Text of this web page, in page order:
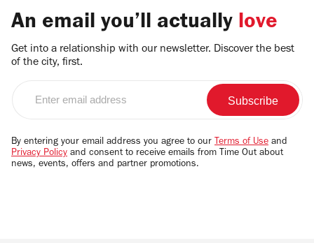
An email you’ll actually love
Get into a relationship with our newsletter. Discover the best
of the city, first.
email
By entering your email address you agree to our Terms of Use and
Privacy Policy and consent to receive emails from Time Out about
news, events, offers and partner promotions.